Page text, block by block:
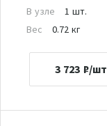
В узле
1 шт.
Вес
0.72 кг
3 723 ₽/шт